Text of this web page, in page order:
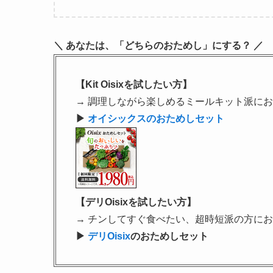
＼ あなたは、「どちらのおためし」にする？ ／
【Kit Oisixを試したい方】
→ 調理しながら楽しめるミールキット派にお
▶ オイシックスのおためしセット
【デリOisixを試したい方】
→ チンしてすぐ食べたい、超時短派の方にお
▶ デリOisixのおためしセット